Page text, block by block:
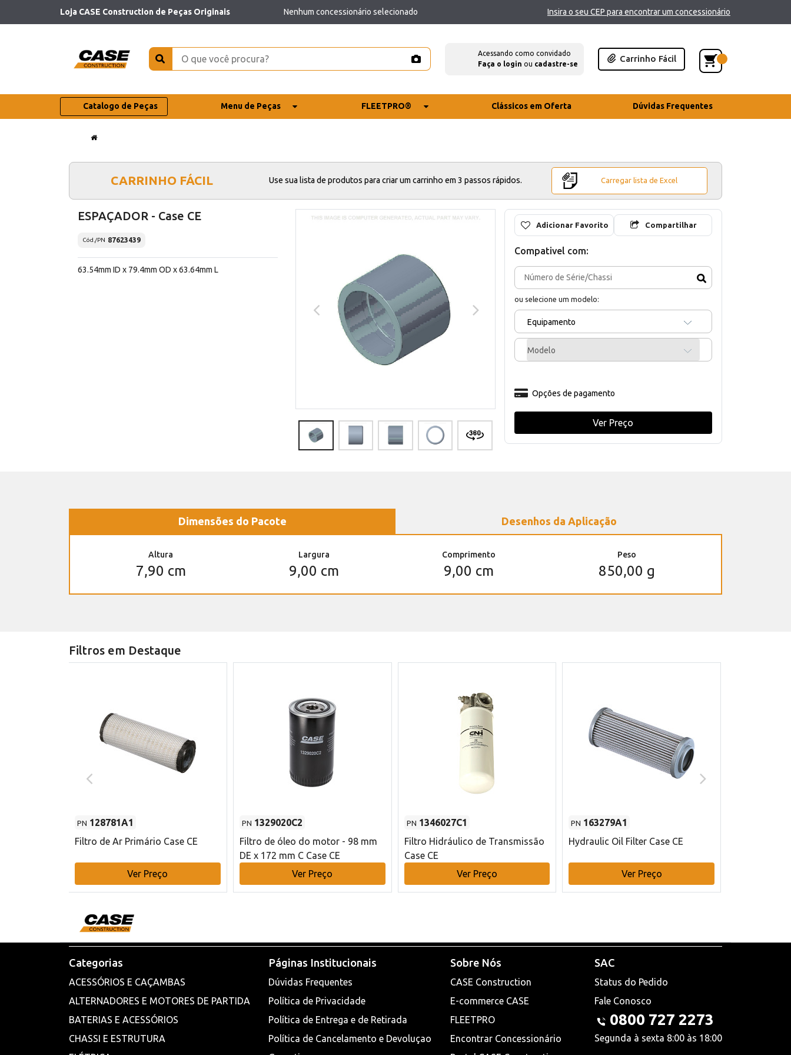
Loja CASE Construction de Peças Originais Nenhum concessionário selecionado Insira o seu CEP para encontrar um concessionário
Acessando como convidado
Faça o login ou cadastre-se
Carrinho Fácil
Catalogo de Peças Menu de Peças FLEETPRO® Clássicos em Oferta Dúvidas Frequentes
CARRINHO FÁCIL Use sua lista de produtos para criar um carrinho em 3 passos rápidos. Carregar lista de Excel
ESPAÇADOR - Case CE
Cód./PN 87623439
63.54mm ID x 79.4mm OD x 63.64mm L
Adicionar Favorito Compartilhar
Compativel com:
ou selecione um modelo:
Equipamento
Modelo
Opções de pagamento
Ver Preço
Dimensões do Pacote Desenhos da Aplicação
Altura
7,90 cm
Largura
9,00 cm
Comprimento
9,00 cm
Peso
850,00 g
Filtros em Destaque
PN 128781A1
Filtro de Ar Primário Case CE
Ver Preço
PN 1329020C2
Filtro de óleo do motor - 98 mm
DE x 172 mm C Case CE
Ver Preço
PN 1346027C1
Filtro Hidráulico de Transmissão
Case CE
Ver Preço
PN 163279A1
Hydraulic Oil Filter Case CE
Ver Preço
Categorias
ACESSÓRIOS E CAÇAMBAS
ALTERNADORES E MOTORES DE PARTIDA
BATERIAS E ACESSÓRIOS
CHASSI E ESTRUTURA
Páginas Institucionais
Dúvidas Frequentes
Política de Privacidade
Política de Entrega e de Retirada
Política de Cancelamento e Devoluçao
Sobre Nós
CASE Construction
E-commerce CASE
FLEETPRO
Encontrar Concessionário
SAC
Status do Pedido
Fale Conosco
0800 727 2273
Segunda à sexta 8:00 às 18:00